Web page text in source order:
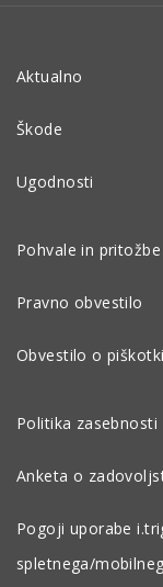
Aktualno
Škode
Ugodnosti
Pohvale in pritožbe
Pravno obvestilo
Obvestilo o
Politika zasebnosti
Anketa o
Pogoji uporabe
spletnega/